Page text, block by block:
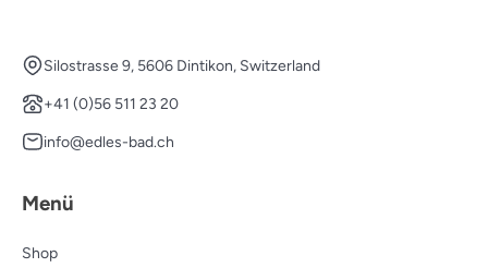
Silostrasse 9, 5606 Dintikon, Switzerland
+41 (0)56 511 23 20
info@edles-bad.ch
Menü
Shop